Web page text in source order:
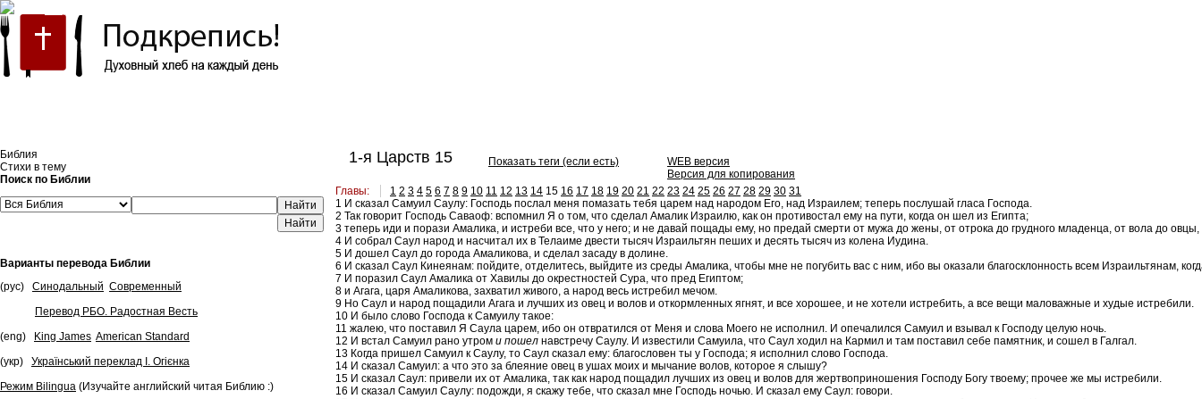
Библия
Стихи в тему
Поиск по Библии
Найти
Варианты перевода Библии
(рус)
Синодальный Современный
Перевод РБО. Радостная Весть
(eng)
King James American Standard
(укр)
Український переклад І. Огієнка
Режим Bilingua (Изучайте английский читая Библию :)
1-я Царств 15 Показать теги (если есть)
WEB версия
Версия для копирования
Главы:
1 2 3 4 5 6 7 8 9 10 11 12 13 14 15 16 17 18 19 20 21 22 23 24 25 26 27 28 29 30 31
1 И сказал Самуил Саулу: Господь послал меня помазать тебя царем над народом Его, над Израилем; теперь послушай гласа Господа.
2 Так говорит Господь Саваоф: вспомнил Я о том, что сделал Амалик Израилю, как он противостал ему на пути, когда он шел из Египта;
3 теперь иди и порази Амалика, и истреби все, что у него; и не давай пощады ему, но предай смерти от мужа до жены, от отрока до грудного младенца, от вола до
4 И собрал Саул народ и насчитал их в Телаиме двести тысяч Израильтян пеших и десять тысяч из колена Иудина.
5 И дошел Саул до города Амаликова, и сделал засаду в долине.
6 И сказал Саул Кинеянам: пойдите, отделитесь, выйдите из среды Амалика, чтобы мне не погубить вас с ним, ибо вы оказали благосклонность всем Израильтянам,
7 И поразил Саул Амалика от Хавилы до окрестностей Сура, что пред Египтом;
8 и Агага, царя Амаликова, захватил живого, а народ весь истребил мечом.
9 Но Саул и народ пощадили Агага и лучших из овец и волов и откормленных ягнят, и все хорошее, и не хотели истребить, а все вещи маловажные и худые истребили.
10 И было слово Господа к Самуилу такое:
11 жалею, что поставил Я Саула царем, ибо он отвратился от Меня и слова Моего не исполнил. И опечалился Самуил и взывал к Господу целую ночь.
12 И встал Самуил рано утром и пошел навстречу Саулу. И известили Самуила, что Саул ходил на Кармил и там поставил себе памятник, и сошел в Галгал.
13 Когда пришел Самуил к Саулу, то Саул сказал ему: благословен ты у Господа; я исполнил слово Господа.
14 И сказал Самуил: а что это за блеяние овец в ушах моих и мычание волов, которое я слышу?
15 И сказал Саул: привели их от Амалика, так как народ пощадил лучших из овец и волов для жертвоприношения Господу Богу твоему; прочее же мы истребили.
16 И сказал Самуил Саулу: подожди, я скажу тебе, что сказал мне Господь ночью. И сказал ему Саул: говори.